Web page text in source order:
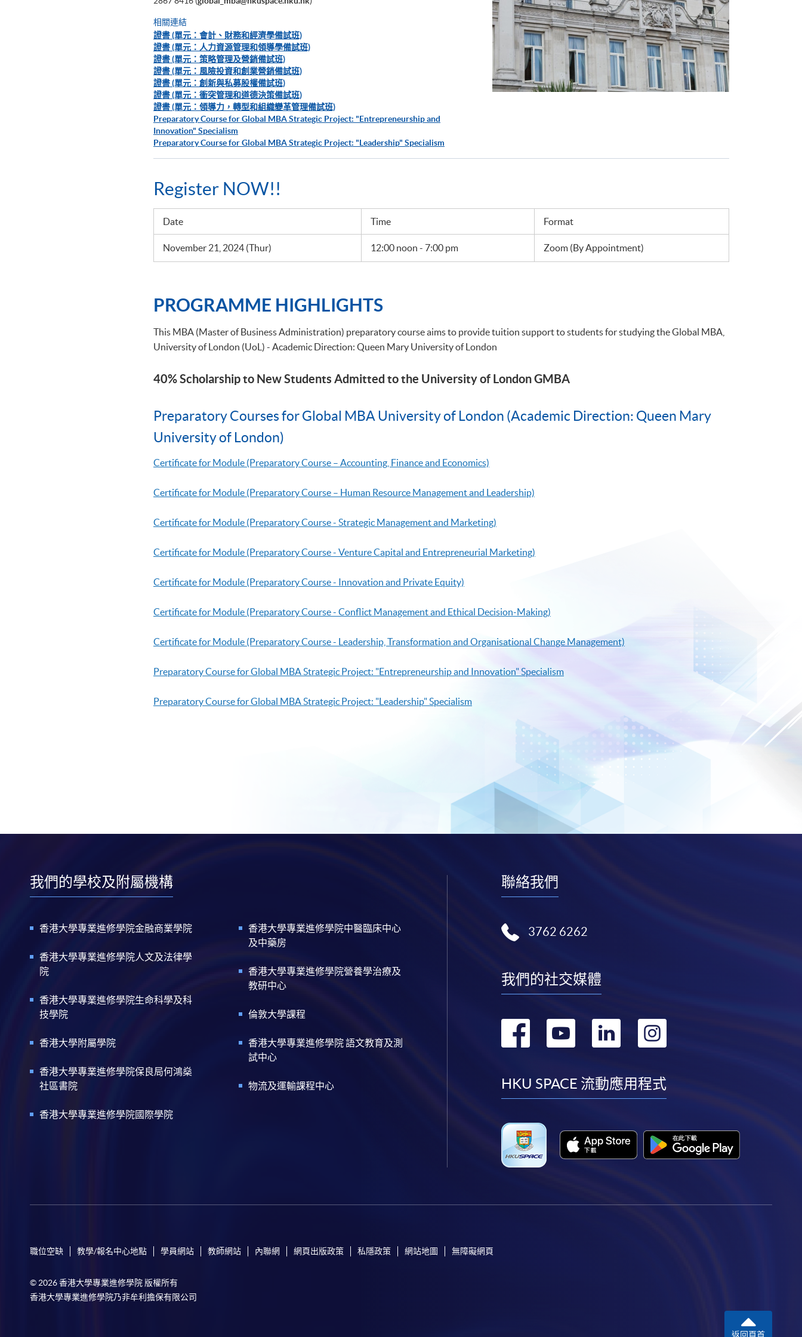
相關連結
證書 (單元：會計、財務和經濟學備試班)
證書 (單元：人力資源管理和領導學備試班)
證書 (單元：策略管理及營銷備試班)
證書 (單元：風險投資和創業營銷備試班)
證書 (單元：創新與私募股權備試班)
證書 (單元：衝突管理和道德決策備試班)
證書 (單元：領導力，轉型和組織變革管理備試班)
Preparatory Course for Global MBA Strategic Project: "Entrepreneurship and
Innovation" Specialism
Preparatory Course for Global MBA Strategic Project: "Leadership" Specialism
Register NOW!!
Date Time Format
November 21, 2024 (Thur) 12:00 noon - 7:00 pm Zoom (By Appointment)
PROGRAMME HIGHLIGHTS
This MBA (Master of Business Administration) preparatory course aims to provide tuition support to students for studying the Global MBA,
University of London (UoL) - Academic Direction: Queen Mary University of London
40% Scholarship to New Students Admitted to the University of London GMBA
Preparatory Courses for Global MBA University of London (Academic Direction: Queen Mary
University of London)
Certificate for Module (Preparatory Course – Accounting, Finance and Economics)
Certificate for Module (Preparatory Course – Human Resource Management and Leadership)
Certificate for Module (Preparatory Course - Strategic Management and Marketing)
Certificate for Module (Preparatory Course - Venture Capital and Entrepreneurial Marketing)
Certificate for Module (Preparatory Course - Innovation and Private Equity)
Certificate for Module (Preparatory Course - Conflict Management and Ethical Decision-Making)
Certificate for Module (Preparatory Course - Leadership, Transformation and Organisational Change Management)
Preparatory Course for Global MBA Strategic Project: "Entrepreneurship and Innovation" Specialism
Preparatory Course for Global MBA Strategic Project: "Leadership" Specialism
我們的學校及附屬機構
香港大學專業進修學院金融商業學院
香港大學專業進修學院人文及法律學
院
香港大學專業進修學院生命科學及科
技學院
香港大學附屬學院
香港大學專業進修學院保良局何鴻燊
社區書院
香港大學專業進修學院國際學院
香港大學專業進修學院中醫臨床中心
及中藥房
香港大學專業進修學院營養學治療及
教研中心
倫敦大學課程
香港大學專業進修學院 語文教育及測
試中心
物流及運輸課程中心
聯絡我們
3762 6262
我們的社交媒體
轉
facebook
轉
youtube
轉
linkedin
轉
instagram
HKU SPACE 流動應用程式
職位空缺 教學/報名中心地點 學員網站 教師網站 內聯網 網頁出版政策 私隱政策 網站地圖 無障礙網頁
© 2026 香港大學專業進修學院 版權所有
香港大學專業進修學院乃非牟利擔保有限公司
返回頁首